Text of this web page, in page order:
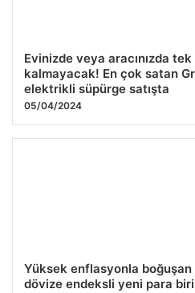
Evinizde veya aracınızda
kalmayacak! En çok satan
elektrikli süpürge satışta
05/04/2024
Yüksek enflasyonla boğuşan
dövize endeksli yeni para